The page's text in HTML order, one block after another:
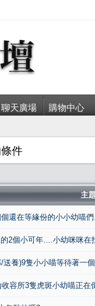
聊天廣場 購物中心
件
主
還在等緣份的小小幼喵
2個小可年....小幼咪咪在
養)9隻小小喵等待著一
容所3隻虎斑小幼喵正在